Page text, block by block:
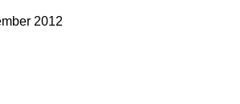
2012